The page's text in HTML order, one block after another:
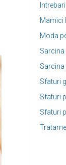
Mamici
Moda
Sfaturi
Sfaturi
Sfaturi